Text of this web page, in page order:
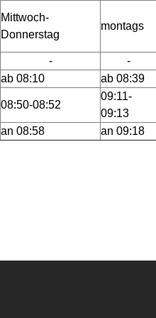
Mittwoch-
Donnerstag
montags
- -
ab 08:10 ab 08:39
08:50-08:52
09:11-
09:13
an 08:58 an 09:18